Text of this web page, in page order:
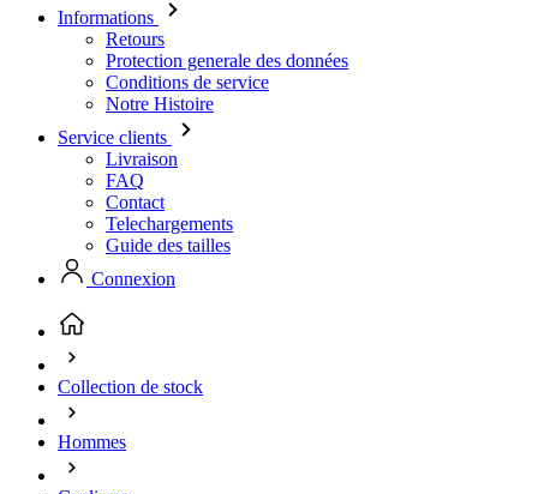
Informations
Retours
Protection generale des données
Conditions de service
Notre Histoire
Service clients
Livraison
FAQ
Contact
Telechargements
Guide des tailles
Connexion
Collection de stock
Hommes